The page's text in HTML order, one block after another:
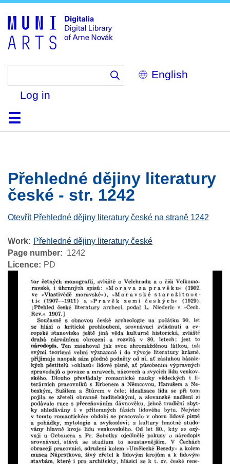
Select
your
Log in
HomeBrowse
Search
About
HelpContactDigitalia
Přehledné dějiny literatury
české - str. 1242
Otevřít Přehledné dějiny literatury české na straně 1242
Work
Přehledné dějiny literatury české
Page number
1242
Licence
PD